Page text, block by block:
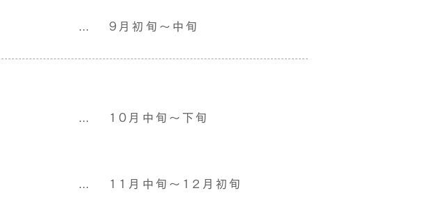
9月初旬〜中旬
10月中旬〜下旬
11月中旬〜12月初旬